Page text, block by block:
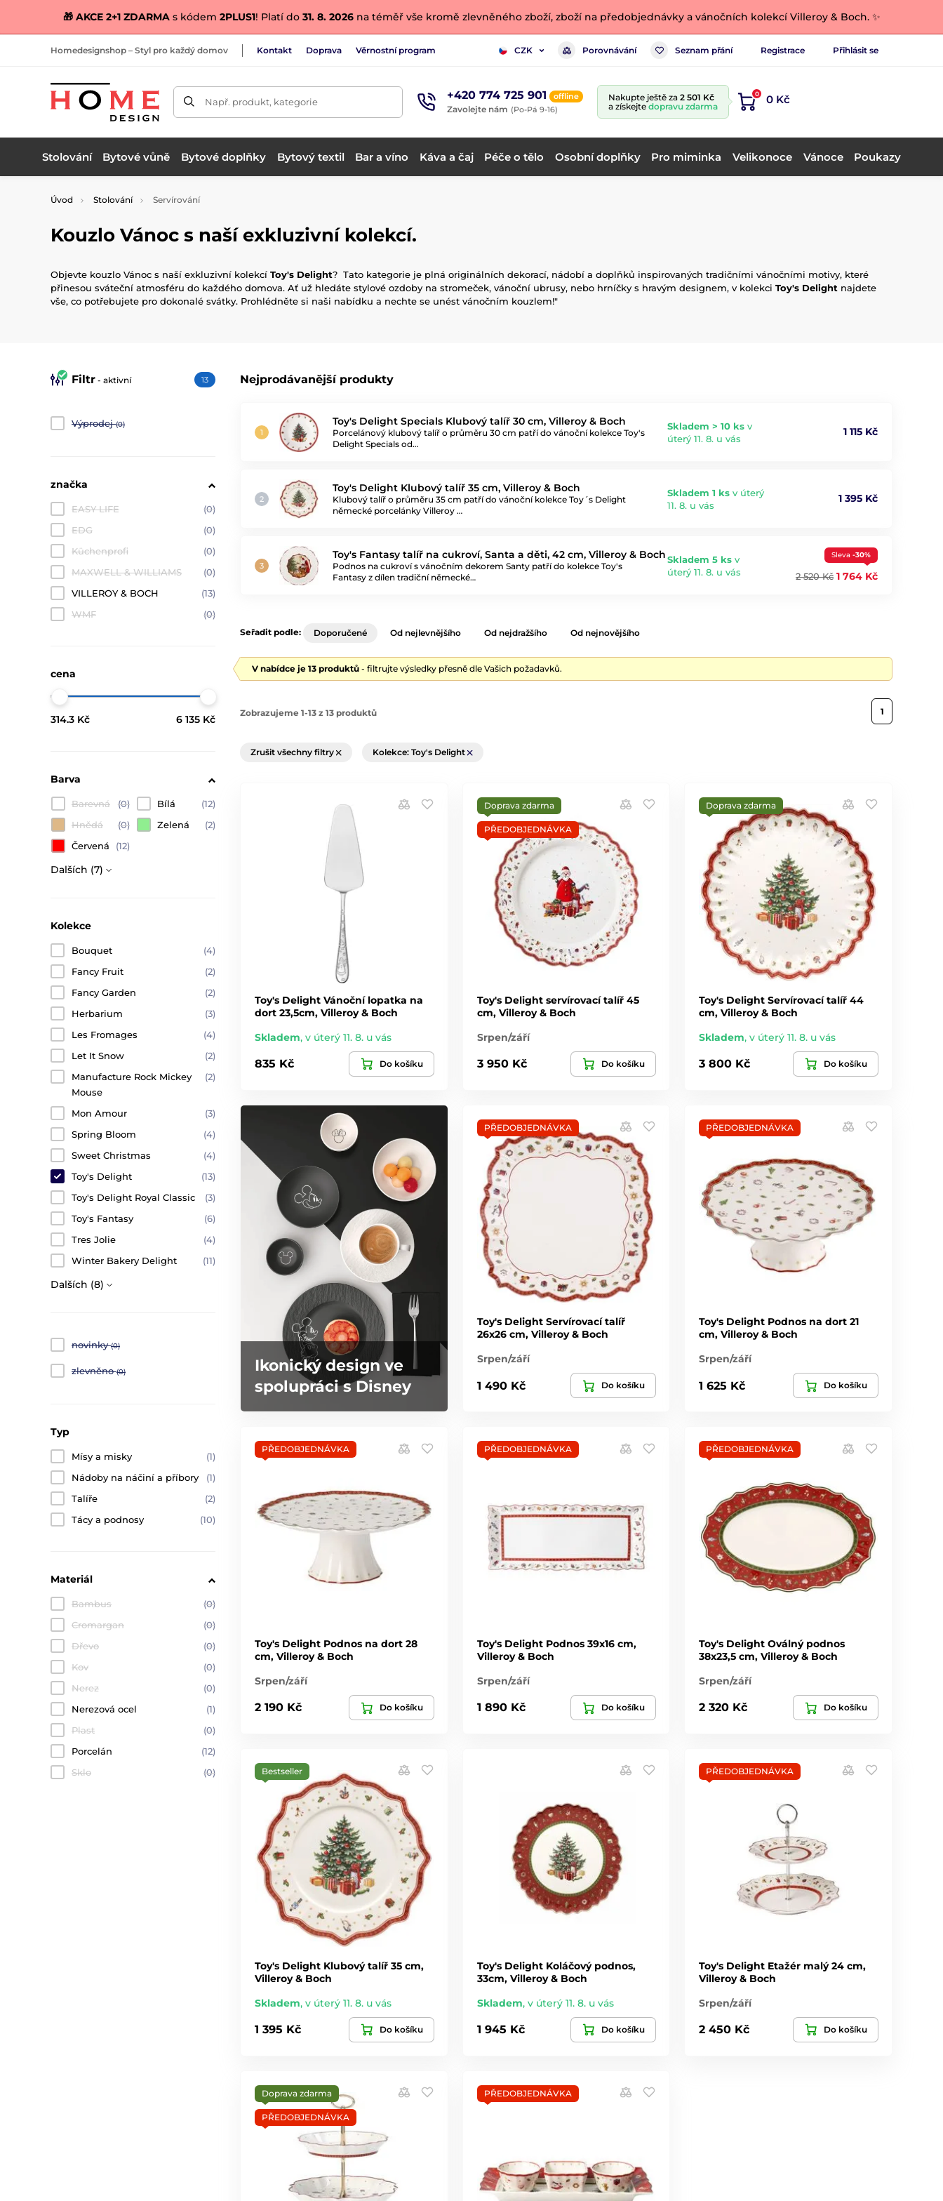
🎁 AKCE 2+1 ZDARMAs kódem 2PLUS1! Platí do31. 8. 2026na téměř vše kromě zlevněného zboží, zboží na předobjednávky a vánočních kolekcí Villeroy & Boch. ✨
Homedesignshop – Styl pro každý domov Kontakt Doprava Věrnostní program CZK Porovnávání Seznam přání Registrace Přihlásit se
Např. produkt, kategorie +420 774 725 901 offline
Zavolejte nám (Po-Pá 9-16)
Nakupte ještě za 2 501 Kč
a získejte dopravu zdarma
0 0 Kč
Stolování Bytové vůně Bytové doplňky Bytový textil Bar a víno Káva a čaj Péče o tělo Osobní doplňky Pro miminka Velikonoce Vánoce Poukazy
Úvod Stolování Servírování
Kouzlo Vánoc s naší exkluzivní kolekcí.
Objevte kouzlo Vánoc s naší exkluzivní kolekcí Toy's Delight? Tato kategorie je plná originálních dekorací, nádobí a doplňků inspirovaných tradičními vánočními motivy, které
přinesou sváteční atmosféru do každého domova. Ať už hledáte stylové ozdoby na stromeček, vánoční ubrusy, nebo hrníčky s hravým designem, v kolekci Toy's Delight najdete
vše, co potřebujete pro dokonalé svátky. Prohlédněte si naši nabídku a nechte se unést vánočním kouzlem!"
Nejprodávanější produkty
Toy's Delight Specials Klubový talíř 30 cm, Villeroy & Boch
Porcelánový klubový talíř o průměru 30 cm patří do vánoční kolekce Toy's
Delight Specials od…
Skladem > 10 ks v
úterý 11. 8. u vás
1 115 Kč
Toy's Delight Klubový talíř 35 cm, Villeroy & Boch
Klubový talíř o průměru 35 cm patří do vánoční kolekce Toy´s Delight
německé porcelánky Villeroy …
Skladem 1 ks v úterý
11. 8. u vás
1 395 Kč
Toy's Fantasy talíř na cukroví, Santa a děti, 42 cm, Villeroy & Boch
Podnos na cukroví s vánočním dekorem Santy patří do kolekce Toy's
Fantasy z dílen tradiční německé…
Skladem 5 ks v
úterý 11. 8. u vás
Sleva -30%
2 520 Kč 1 764 Kč
Filtr - aktivní 13
Výprodej (0)
značka
EASY LIFE
(0)
EDG
(0)
Küchenprofi
(0)
MAXWELL & WILLIAMS
(0)
VILLEROY & BOCH
(13)
WMF
(0)
cena
314.3 Kč 6 135 Kč
Barva
Barevná (0) Bílá
(12)
Hnědá
(0) Zelená
(2)
Červená
(12)
Dalších (7)
Kolekce
Bouquet
(4)
Fancy Fruit
(2)
Fancy Garden
(2)
Herbarium
(3)
Les Fromages
(4)
Let It Snow
(2)
Manufacture Rock Mickey
Mouse
(2)
Mon Amour
(3)
Spring Bloom
(4)
Sweet Christmas
(4)
Toy's Delight
(13)
Toy's Delight Royal Classic
(3)
Toy's Fantasy
(6)
Tres Jolie
(4)
Winter Bakery Delight
(11)
Dalších (8)
novinky (0)
zlevněno (0)
Typ
Mísy a misky
(1)
Nádoby na náčiní a příbory
(1)
Talíře
(2)
Tácy a podnosy
(10)
Materiál
Bambus
(0)
Cromargan
(0)
Dřevo
(0)
Kov
(0)
Nerez
(0)
Nerezová ocel
(1)
Plast
(0)
Porcelán
(12)
Sklo
(0)
Seřadit podle: Doporučené Od nejlevnějšího Od nejdražšího Od nejnovějšího
V nabídce je 13 produktů - filtrujte výsledky přesně dle Vašich požadavků.
Zobrazujeme 1-13 z 13 produktů 1
Zrušit všechny filtry Kolekce: Toy's Delight
Toy's Delight Vánoční lopatka na
dort 23,5cm, Villeroy & Boch
Skladem, v úterý 11. 8. u vás
835 Kč Do košíku
Doprava zdarma
PŘEDOBJEDNÁVKA
Toy's Delight servírovací talíř 45
cm, Villeroy & Boch
Srpen/září
3 950 Kč Do košíku
Doprava zdarma
Toy's Delight Servírovací talíř 44
cm, Villeroy & Boch
Skladem,v úterý 11. 8. u vás
3 800 Kč Do košíku
Ikonický design ve
spolupráci s Disney
PŘEDOBJEDNÁVKA
Toy's Delight Servírovací talíř
26x26 cm, Villeroy & Boch
Srpen/září
1 490 Kč Do košíku
PŘEDOBJEDNÁVKA
Toy's Delight Podnos na dort 21
cm, Villeroy & Boch
Srpen/září
1 625 Kč Do košíku
PŘEDOBJEDNÁVKA
Toy's Delight Podnos na dort 28
cm, Villeroy & Boch
Srpen/září
2 190 Kč Do košíku
PŘEDOBJEDNÁVKA
Toy's Delight Podnos 39x16 cm,
Villeroy & Boch
Srpen/září
1 890 Kč Do košíku
PŘEDOBJEDNÁVKA
Toy's Delight Oválný podnos
38x23,5 cm, Villeroy & Boch
Srpen/září
2 320 Kč Do košíku
Bestseller
Toy's Delight Klubový talíř 35 cm,
Villeroy & Boch
Skladem, v úterý 11. 8. u vás
1 395 Kč Do košíku
Toy's Delight Koláčový podnos,
33cm, Villeroy & Boch
Skladem, v úterý 11. 8. u vás
1 945 Kč Do košíku
PŘEDOBJEDNÁVKA
Toy's Delight Etažér malý 24 cm,
Villeroy & Boch
Srpen/září
2 450 Kč Do košíku
Doprava zdarma
PŘEDOBJEDNÁVKA
PŘEDOBJEDNÁVKA